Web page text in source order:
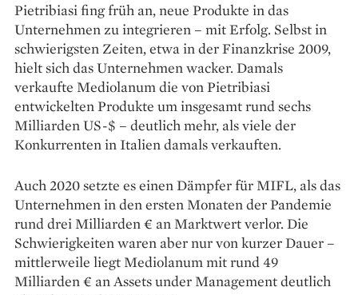
Pietribiasi fing früh an, neue Produkte in das
Unternehmen zu integrieren – mit Erfolg. Selbst in
schwierigsten Zeiten, etwa in der Finanzkrise 2009,
hielt sich das Unternehmen wacker. Damals
verkaufte Mediolanum die von Pietribiasi
entwickelten Produkte um insgesamt rund sechs
Milliarden US-$ – deutlich mehr, als viele der
Konkurrenten in Italien damals verkauften.
Auch 2020 setzte es einen Dämpfer für MIFL, als das
Unter­nehmen in den ersten Monaten der Pandemie
rund drei Milliarden € an Marktwert verlor. Die
Schwierigkeiten waren aber nur von kurzer Dauer –
mittlerweile liegt Mediolanum mit rund 49
Milliarden € an Assets under Management deutlich